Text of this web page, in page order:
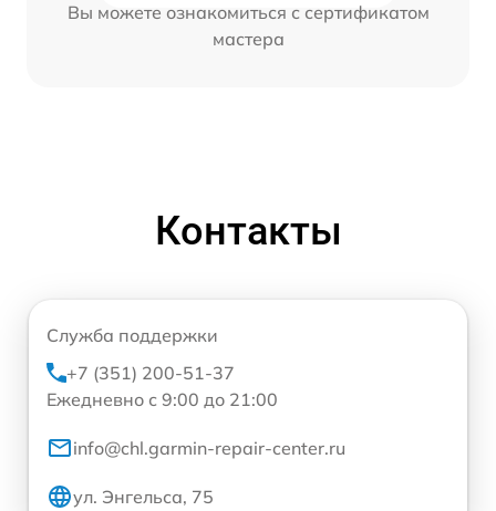
Вы можете ознакомиться с сертификатом
мастера
Контакты
Служба поддержки
+7 (351) 200-51-37
Ежедневно с 9:00 до 21:00
info@chl.garmin-repair-center.ru
ул. Энгельса, 75